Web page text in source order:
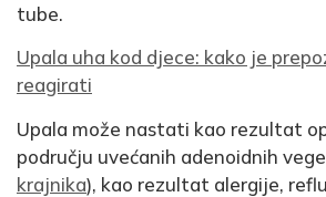
tube.
Upala uha kod djece: kako je
reagirati
Upala može nastati kao rezultat
području uvećanih adenoidnih
krajnika), kao rezultat alergije,